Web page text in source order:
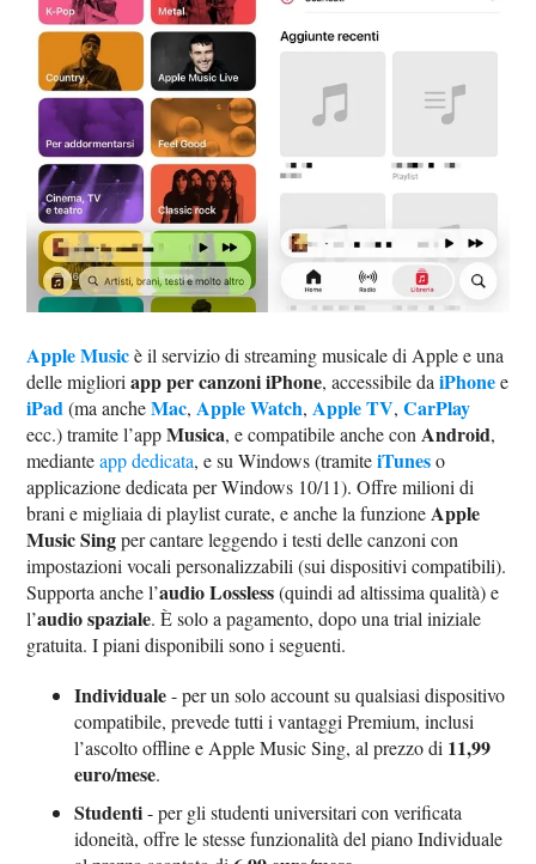
Apple Musicè il servizio di streaming musicale di Apple e una
delle miglioriapp per canzoni iPhone, accessibile daiPhonee
iPad(ma ancheMac, Apple Watch, Apple TV,CarPlay
ecc.) tramite l’appMusica, e compatibile anche con Android,
medianteapp dedicata, e su Windows (tramiteiTuneso
applicazione dedicata per Windows 10/11). Offre milioni di
brani e migliaia di playlist curate, e anche la funzione Apple
Music Singper cantare leggendo i testi delle canzoni con
impostazioni vocali personalizzabili (sui dispositivi compatibili).
Supporta anche l’audio Lossless(quindi ad altissima qualità) e
l’audio spaziale. È solo a pagamento, dopo una trial iniziale
gratuita. I piani disponibili sono i seguenti.
Individuale- per un solo account su qualsiasi dispositivo
compatibile, prevede tutti i vantaggi Premium, inclusi
l’ascolto offline e Apple Music Sing, al prezzo di 11,99
euro/mese.
Studenti- per gli studenti universitari con verificata
idoneità, offre le stesse funzionalità del piano Individuale